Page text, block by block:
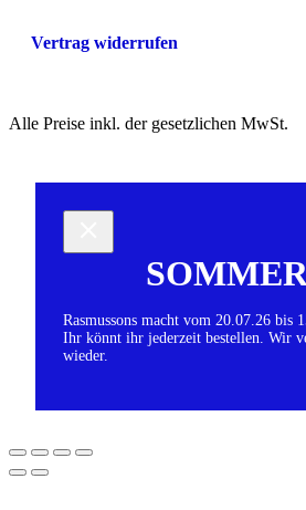
Vertrag widerrufen
Alle Preise inkl. der gesetzlichen MwSt.
Rasmussons macht vom 20.07.26 bis
Ihr könnt ihr jederzeit bestellen. Wir
wieder.